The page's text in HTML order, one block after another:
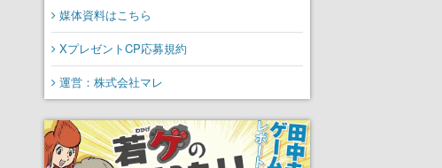
媒体資料はこちら
XプレゼントCP応募規約
運営：株式会社マレ